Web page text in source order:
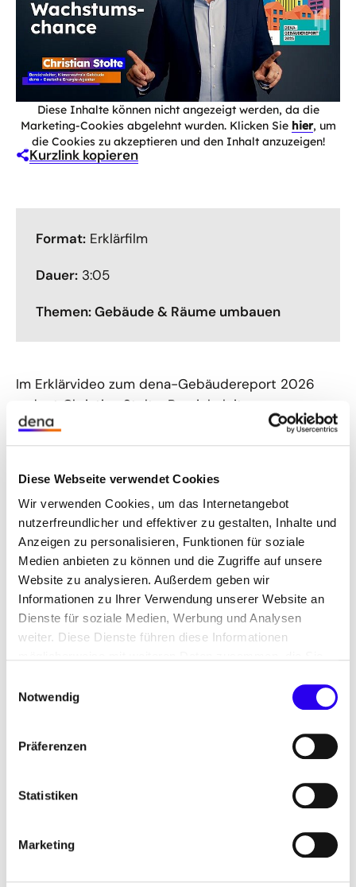
Diese Webseite verwendet Cookies
Wir verwenden Cookies, um das Internetangebot
nutzerfreundlicher und effektiver zu gestalten, Inhalte und
Anzeigen zu personalisieren, Funktionen für soziale
Medien anbieten zu können und die Zugriffe auf unsere
Website zu analysieren. Außerdem geben wir
Informationen zu Ihrer Verwendung unserer Website an
Dienste für soziale Medien, Werbung und Analysen
weiter. Diese Dienste führen diese Informationen
Nutzung der Dienste gesammelt haben.
Notwendig
Präferenzen
Statistiken
Marketing
Diese Inhalte können nicht angezeigt werden, da die
Marketing-Cookies abgelehnt wurden. Klicken Sie hier, um
die Cookies zu akzeptieren und den Inhalt anzuzeigen!
Kurzlink kopieren
Format: Erklärfilm
Dauer: 3:05
Themen: Gebäude & Räume umbauen
Im Erklärvideo zum dena-Gebäudereport 2026
ordnet Christian Stolte, Bereichsleiter
Klimaneutrale Gebäude bei der dena, zentrale
Entwicklungen im Gebäudesektor ein. Anhand
Dach-Photovoltaik und Heimspeichern zeigt das
Video, wo die Wärmewende Fortschritte macht –
und wo weiterer Handlungsbedarf besteht.
Zugleich wird deutlich: Der Gebäudesektor ist ein
zentraler Wirtschaftsfaktor.
Er bietet große Chancen für
Beschäftigung,
nachhaltiges Wachstum.
Mehr zum Thema